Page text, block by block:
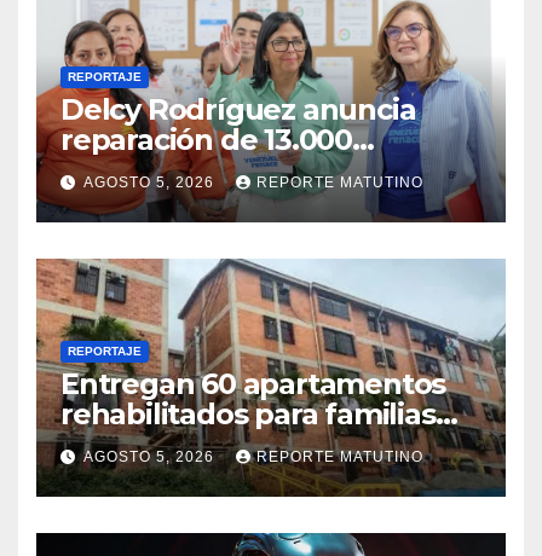
REPORTAJE
Delcy Rodríguez anuncia
reparación de 13.000
viviendas afectadas por los
terremotos
AGOSTO 5, 2026 REPORTE MATUTINO
REPORTAJE
Entregan 60 apartamentos
rehabilitados para familias
del urbanismo Ana Victoria
en La Guaira
AGOSTO 5, 2026 REPORTE MATUTINO